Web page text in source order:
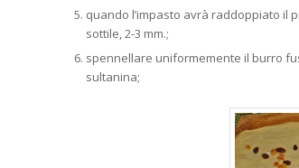
quando l’impasto avrà raddoppiato il
sottile, 2-3 mm.;
spennellare uniformemente il burro
sultanina;